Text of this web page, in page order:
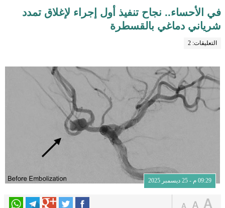
في الأحساء.. نجاح تنفيذ أول إجراء لإغلاق تمدد
شرياني دماغي بالقسطرة
التعليقات: 2
09:29 م - 25 ديسمبر 2025